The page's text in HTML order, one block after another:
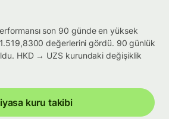
son 90 günde en yüksek
değerlerini gördü. 90 günlük
HKD → UZS kurundaki değişiklik
kuru takibi